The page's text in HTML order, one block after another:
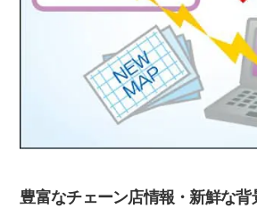
豊富なチェーン店情報・新鮮な背